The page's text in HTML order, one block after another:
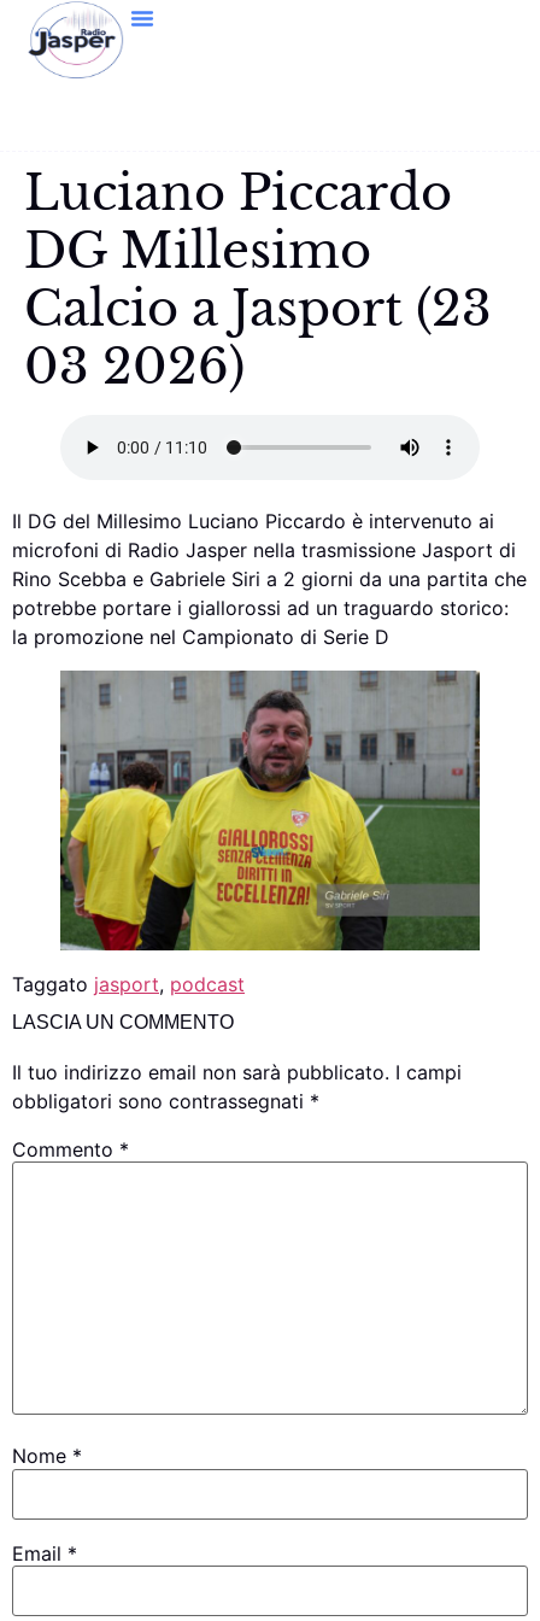
Luciano Piccardo
DG Millesimo
Calcio a Jasport (23
03 2026)
Il DG del Millesimo Luciano Piccardo è intervenuto ai
microfoni di Radio Jasper nella trasmissione Jasport di
Rino Scebba e Gabriele Siri a 2 giorni da una partita che
potrebbe portare i giallorossi ad un traguardo storico:
la promozione nel Campionato di Serie D
Taggato jasport, podcast
LASCIA UN COMMENTO
Il tuo indirizzo email non sarà pubblicato. I campi
obbligatori sono contrassegnati *
Commento *
Nome *
Email *